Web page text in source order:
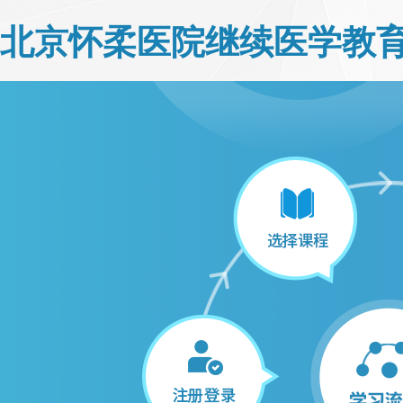
北京怀柔医院继续医学教